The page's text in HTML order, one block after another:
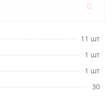
11 шт
1 шт
1 шт
30